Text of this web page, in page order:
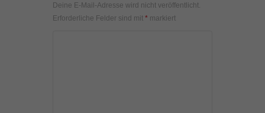
Deine E-Mail-Adresse wird nicht veröffentlicht.
Erforderliche Felder sind mit * markiert
Erziehungsberechtigten um Erlaubnis bitten.
Wir verwenden Cookies und andere Technologien auf unserer